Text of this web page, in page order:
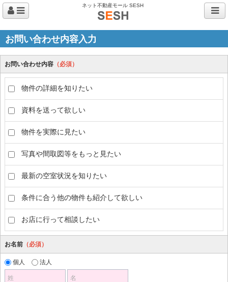
ネット不動産モール SESH
お問い合わせ内容入力
お問い合わせ内容 （必須）
物件の詳細を知りたい
資料を送って欲しい
物件を実際に見たい
写真や間取図等をもっと見たい
最新の空室状況を知りたい
条件に合う他の物件も紹介して欲しい
お店に行って相談したい
お名前 （必須）
個人 法人
姓 名